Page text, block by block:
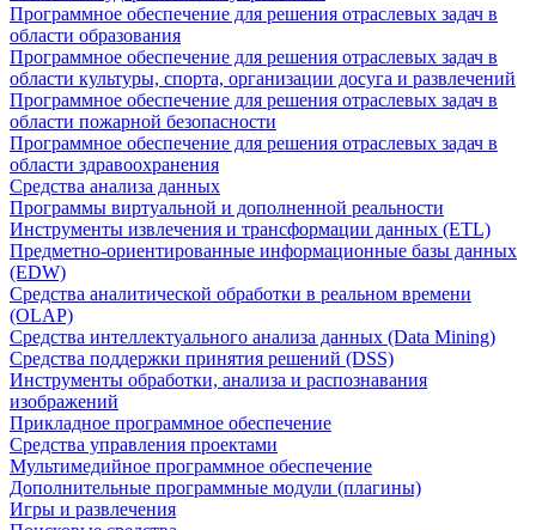
Программное обеспечение для решения отраслевых задач в
области образования
Программное обеспечение для решения отраслевых задач в
области культуры, спорта, организации досуга и развлечений
Программное обеспечение для решения отраслевых задач в
области пожарной безопасности
Программное обеспечение для решения отраслевых задач в
области здравоохранения
Средства анализа данных
Программы виртуальной и дополненной реальности
Инструменты извлечения и трансформации данных (ETL)
Предметно-ориентированные информационные базы данных
(EDW)
Средства аналитической обработки в реальном времени
(OLAP)
Средства интеллектуального анализа данных (Data Mining)
Средства поддержки принятия решений (DSS)
Инструменты обработки, анализа и распознавания
изображений
Прикладное программное обеспечение
Средства управления проектами
Мультимедийное программное обеспечение
Дополнительные программные модули (плагины)
Игры и развлечения